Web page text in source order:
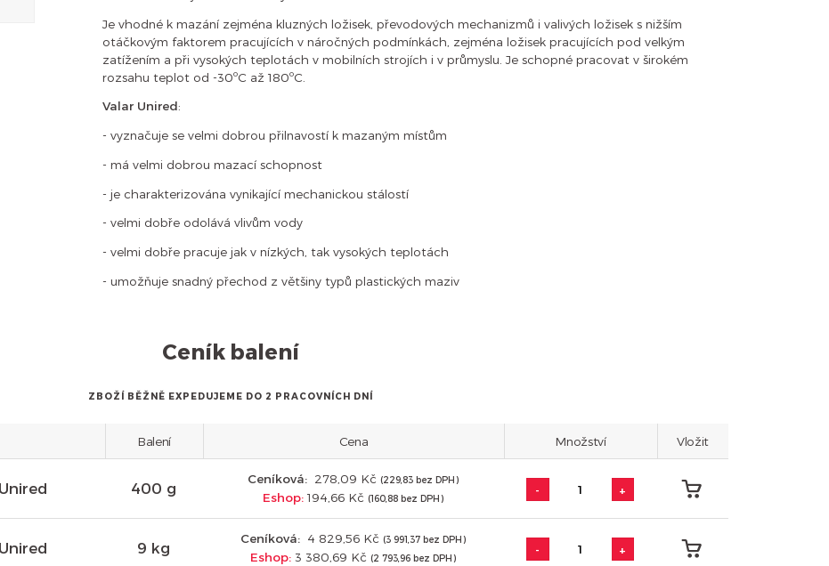
Je vhodné k mazání zejména kluzných ložisek, převodových mechanizmů i valivých ložisek s nižším
otáčkovým faktorem pracujících v náročných podmínkách, zejména ložisek pracujících pod velkým
zatížením a při vysokých teplotách v mobilních strojích i v průmyslu. Je schopné pracovat v širokém
rozsahu teplot od -30ºC až 180ºC.
Valar Unired:
- vyznačuje se velmi dobrou přilnavostí k mazaným místům
- má velmi dobrou mazací schopnost
- je charakterizována vynikající mechanickou stálostí
- velmi dobře odolává vlivům vody
- velmi dobře pracuje jak v nízkých, tak vysokých teplotách
- umožňuje snadný přechod z většiny typů plastických maziv
Ceník balení
ZBOŽÍ BĚŽNĚ EXPEDUJEME DO 2 PRACOVNÍCH DNÍ
Balení Cena Množství Vložit
400 g
Ceníková: 278,09 Kč(229,83 bez DPH)
Eshop:194,66 Kč(160,88 bez DPH)
- +
9 kg
Ceníková: 4 829,56 Kč(3 991,37 bez DPH)
Eshop:3 380,69 Kč(2 793,96 bez DPH)
- +